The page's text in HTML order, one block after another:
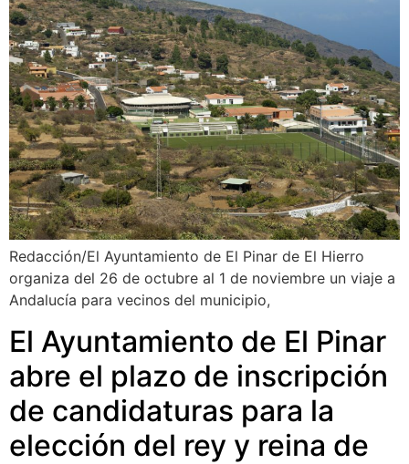
Redacción/El Ayuntamiento de El Pinar de El Hierro
organiza del 26 de octubre al 1 de noviembre un viaje a
Andalucía para vecinos del municipio,
El Ayuntamiento de El Pinar
abre el plazo de inscripción
de candidaturas para la
elección del rey y reina de